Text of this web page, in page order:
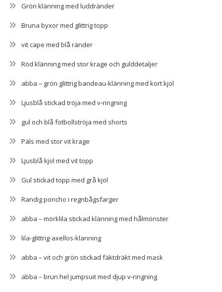
Grön klänning med luddränder
Bruna byxor med glittrig topp
vit cape med blå ränder
Röd klänning med stor krage och gulddetaljer
abba – grön glittrig bandeau-klänning med kort kjol
Ljusblå stickad tröja med v-ringning
gul och blå fotbollströja med shorts
Päls med stor vit krage
Ljusblå kjol med vit topp
Gul stickad topp med grå kjol
Randig poncho i regnbågsfarger
abba – mörklila stickad klänning med hålmönster
lila-glittrig-axellos-klanning
abba – vit och grön stickad fäktdräkt med mask
abba – brun hel jumpsuit med djup v-ringning